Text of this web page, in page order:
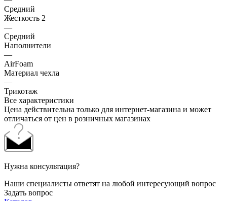
Средний
Жесткость 2
—
Средний
Наполнители
—
AirFoam
Материал чехла
—
Трикотаж
Все характеристики
Цена действительна только для интернет-магазина и может
отличаться от цен в розничных магазинах
Нужна консультация?
Наши специалисты ответят на любой интересующий вопрос
Задать вопрос